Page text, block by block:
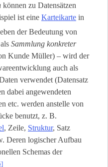
können zu Datensätzen
ist eine Karteikarte in
der Bedeutung von
Sammlung konkreter
Kunde Müller) – wird der
auch als
verwendet (Datensatz
dabei angewendeten
etc. werden anstelle von
benutzt, z. B.
, Zeile, Struktur, Satz
Deren logischer Aufbau
Schemas der